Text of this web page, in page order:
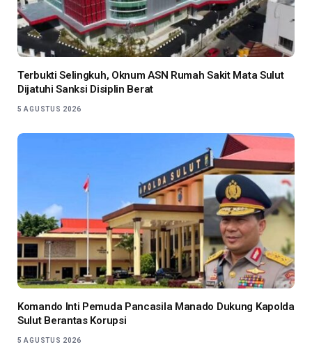
Terbukti Selingkuh, Oknum ASN Rumah Sakit Mata Sulut
Dijatuhi Sanksi Disiplin Berat
5 AGUSTUS 2026
Komando Inti Pemuda Pancasila Manado Dukung Kapolda
Sulut Berantas Korupsi
5 AGUSTUS 2026